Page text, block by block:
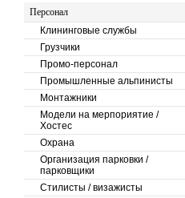
Персонал
Клининговые службы
Грузчики
Промо-персонал
Промышленные альпинисты
Монтажники
Модели на мерпориятие /
Хостес
Охрана
Организация парковки /
парковщики
Стилисты / визажисты